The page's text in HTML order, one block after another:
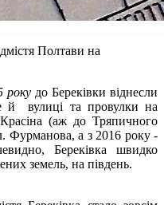
Полтави на
рокудо Береківки віднесли
й вулиці та провулки на
(аж до Тряпичного
Фурманова, а з 2016 року -
Береківка швидко
земель, на південь.